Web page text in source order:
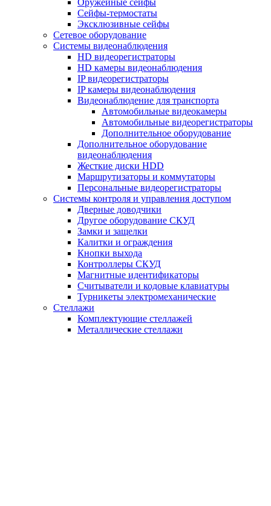
Оружейные сейфы
Сейфы-термостаты
Эксклюзивные сейфы
Сетевое оборудование
Системы видеонаблюдения
HD видеорегистраторы
HD камеры видеонаблюдения
IP видеорегистраторы
IP камеры видеонаблюдения
Видеонаблюдение для транспорта
Автомобильные видеокамеры
Автомобильные видеорегистраторы
Дополнительное оборудование
Дополнительное оборудование
видеонаблюдения
Жесткие диски HDD
Маршрутизаторы и коммутаторы
Персональные видеорегистраторы
Системы контроля и управления доступом
Дверные доводчики
Другое оборудование СКУД
Замки и защелки
Калитки и ограждения
Кнопки выхода
Контроллеры СКУД
Магнитные идентификаторы
Считыватели и кодовые клавиатуры
Турникеты электромеханические
Стеллажи
Комплектующие стеллажей
Металлические стеллажи